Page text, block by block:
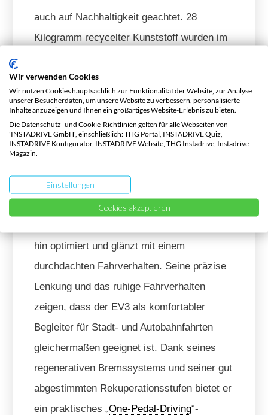
auch auf Nachhaltigkeit geachtet. 28
Kilogramm recycelter Kunststoff wurden im
wirken. Die Materialien fühlen sich
hochwertig an und zeigen, dass
Widerspruch sein müssen.
KIA EV3: Fahreigenschaften
und Alltagstauglichkeit
hin optimiert und glänzt mit einem
durchdachten Fahrverhalten. Seine präzise
Lenkung und das ruhige Fahrverhalten
zeigen, dass der EV3 als komfortabler
Begleiter für Stadt- und Autobahnfahrten
gleichermaßen geeignet ist. Dank seines
regenerativen Bremssystems und seiner gut
abgestimmten Rekuperationsstufen bietet er
ein praktisches „One-Pedal-Driving“-
Wir verwenden Cookies
Wir nutzen Cookies hauptsächlich zur Funktionalität der Website, zur Analyse
unserer Besucherdaten, um unsere Website zu verbessern, personalisierte
Inhalte anzuzeigen und Ihnen ein großartiges Website-Erlebnis zu bieten.
Die Datenschutz- und Cookie-Richtlinien gelten für alle Webseiten von
'INSTADRIVE GmbH', einschließlich: THG Portal, INSTADRIVE Quiz,
INSTADRIVE Konfigurator, INSTADRIVE Website, THG Instadrive, Instadrive
Magazin.
Einstellungen
Cookies akzeptieren